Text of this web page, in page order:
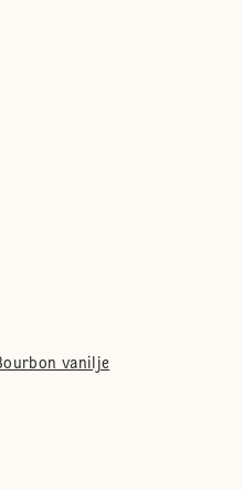
vanilje